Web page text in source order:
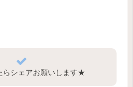
シェアお願いします★